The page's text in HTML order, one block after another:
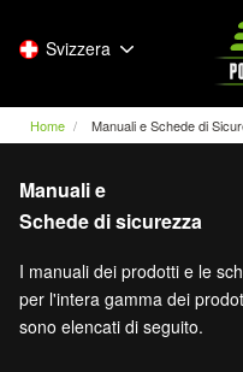
Svizzera
Home Manuali e Schede di
Manuali e
Schede di sicurezza
I manuali dei prodotti e le
per l'intera gamma dei
sono elencati di seguito.